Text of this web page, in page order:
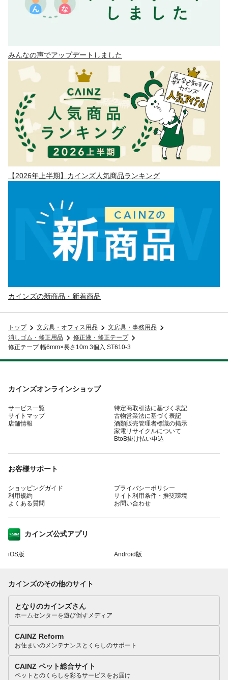
みんなの声でアップデートしました
【2026年上半期】カインズ人気商品ランキング
カインズの新商品・新着商品
トップ 文房具・オフィス用品
文房具・事務用品
消しゴム・修正用品
修正液・修正テープ
修正テープ 幅6mm×長さ10m 3個入 ST610-3
カインズオンラインショップ
サービス一覧
サイトマップ
店舗情報
特定商取引法に基づく表記
古物営業法に基づく表記
酒類販売管理者標識の掲示
家電リサイクルについて
BtoB掛け払い申込
お客様サポート
ショッピングガイド
利用規約
よくある質問
プライバシーポリシー
サイト利用条件・推奨環境
お問い合わせ
カインズ公式アプリ
iOS版 Android版
カインズのその他のサイト
となりのカインズさん
ホームセンターを遊び倒すメディア
CAINZ Reform
お住まいのメンテナンスとくらしのサポート
CAINZ ペット総合サイト
ペットとのくらしを彩るサービスをお届け